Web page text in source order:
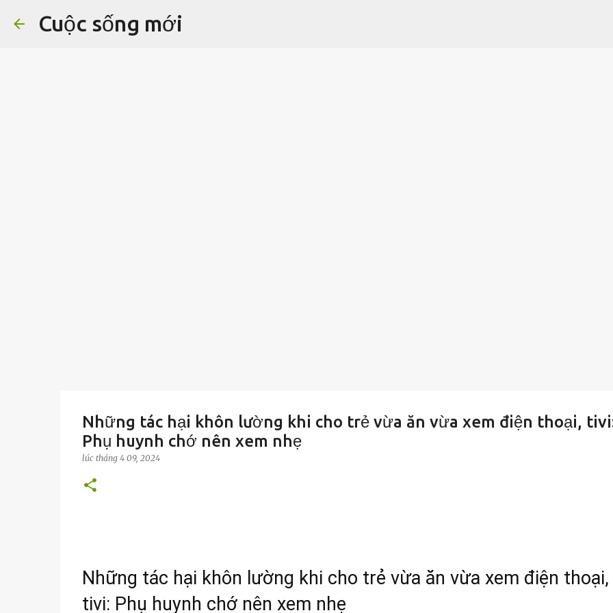
Cuộc sống mới
Những tác hại khôn lường khi cho trẻ vừa ăn vừa xem điện thoại,
Phụ huynh chớ nên xem nhẹ
lúc tháng 4 09, 2024
Những tác hại khôn lường khi cho trẻ vừa ăn vừa xem điện thoại,
tivi: Phụ huynh chớ nên xem nhẹ